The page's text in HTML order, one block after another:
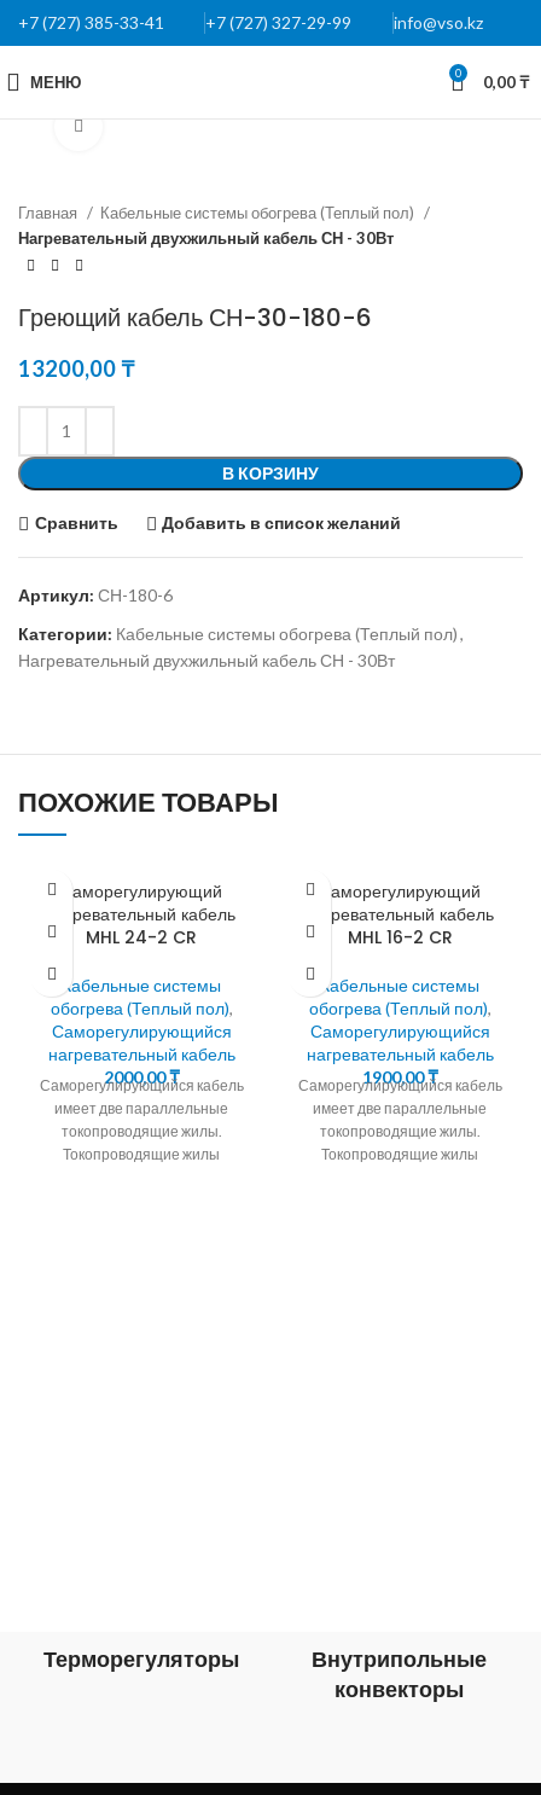
+7 (727) 385-33-41 +7 (727) 327-29-99 info@vso.kz
МЕНЮ 0 0,00₸
Главная
Кабельные системы обогрева (Теплый пол)
Нагревательный двухжильный кабель СН - 30Вт
Греющий кабель СН-30-180-6
13200,00₸
В КОРЗИНУ
Сравнить Добавить в список желаний
Артикул: СН-180-6
Категории: Кабельные системы обогрева (Теплый пол),
Нагревательный двухжильный кабель СН - 30Вт
ПОХОЖИЕ ТОВАРЫ
Саморегулирующий
нагревательный кабель
MHL 24-2 CR
Кабельные системы
обогрева (Теплый пол),
Саморегулирующийся
нагревательный кабель
2000,00₸
Саморегулирующийся кабель
имеет две параллельные
токопроводящие жилы.
Токопроводящие жилы
Саморегулирующий
нагревательный кабель
MHL 16-2 CR
Кабельные системы
обогрева (Теплый пол),
Саморегулирующийся
нагревательный кабель
1900,00₸
Саморегулирующийся кабель
имеет две параллельные
токопроводящие жилы.
Токопроводящие жилы
Терморегуляторы
Внутрипольные
конвекторы